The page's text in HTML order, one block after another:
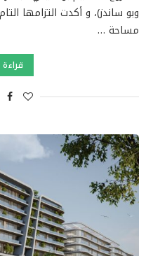
وبو ساندز)، و أكدت التزامها
مساحة …
قراءة